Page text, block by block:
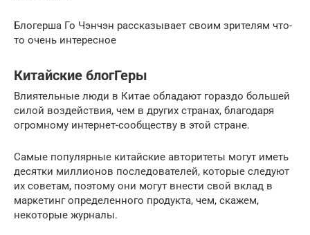
Блогерша Го Чэнчэн рассказывает своим зрителям что-
то очень интересное
Китайские блогГеры
Влиятельные люди в Китае обладают гораздо большей
силой воздействия, чем в других странах, благодаря
огромному интернет-сообществу в этой стране.
Самые популярные китайские авторитеты могут иметь
десятки миллионов последователей, которые следуют
их советам, поэтому они могут внести свой вклад в
маркетинг определенного продукта, чем, скажем,
некоторые журналы.